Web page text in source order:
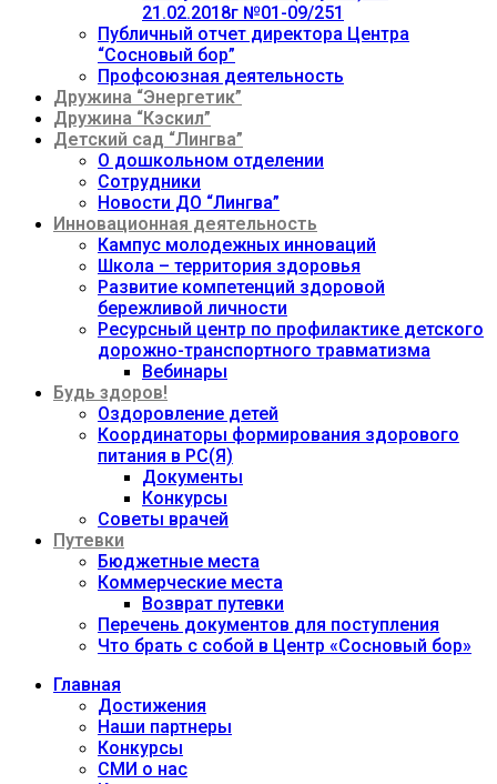
21.02.2018г №01-09/251
Публичный отчет директора Центра
“Сосновый бор”
Профсоюзная деятельность
Дружина “Энергетик”
Дружина “Кэскил”
Детский сад “Лингва”
О дошкольном отделении
Сотрудники
Новости ДО “Лингва”
Инновационная деятельность
Кампус молодежных инноваций
Школа – территория здоровья
Развитие компетенций здоровой
бережливой личности
Ресурсный центр по профилактике детского
дорожно-транспортного травматизма
Вебинары
Будь здоров!
Оздоровление детей
Координаторы формирования здорового
питания в РС(Я)
Документы
Конкурсы
Советы врачей
Путевки
Бюджетные места
Коммерческие места
Возврат путевки
Перечень документов для поступления
Что брать с собой в Центр «Сосновый бор»
Главная
Достижения
Наши партнеры
Конкурсы
СМИ о нас